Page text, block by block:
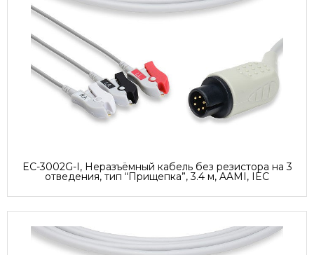
EC-3002G-I, Неразъёмный кабель без резистора на 3
отведения, тип “Прищепка”, 3.4 м, AAMI, IEC